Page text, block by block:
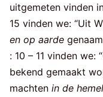
uitgemeten vinden
15 vinden we: “Uit
en op aarde
: 10 – 11 vinden we:
bekend gemaakt
machten in de hemel